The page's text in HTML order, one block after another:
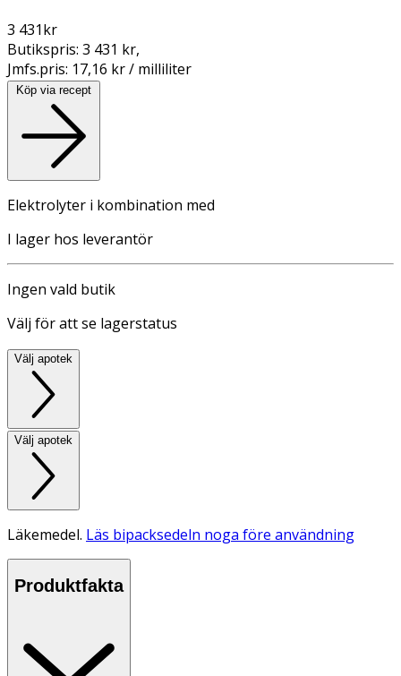
3 431kr
Butikspris: 3 431 kr,
Jmfs.pris: 17,16 kr / milliliter
Köp via recept
Elektrolyter i kombination med
I lager hos leverantör
Ingen vald butik
Välj för att se lagerstatus
Välj apotek
Välj apotek
Läkemedel. Läs bipacksedeln noga före användning
Produktfakta